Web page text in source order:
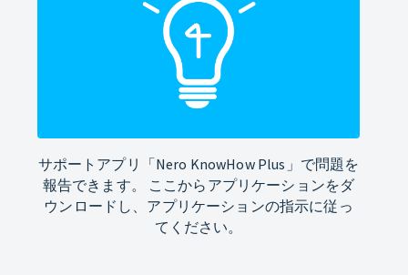
サポートアプリ「Nero KnowHow Plus」で問題を
報告できます。 ここからアプリケーションをダ
ウンロードし、アプリケーションの指示に従っ
てください。